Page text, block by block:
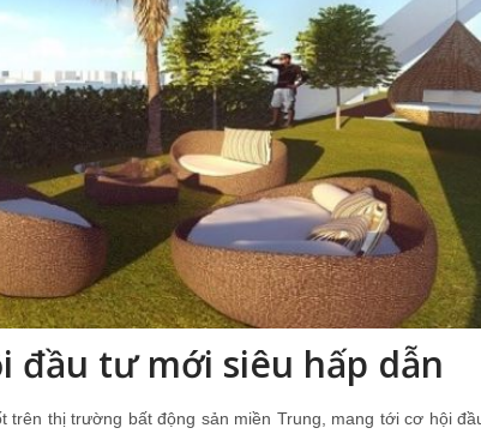
đầu tư mới siêu hấp dẫn
trên thị trường bất động sản miền Trung, mang tới cơ hội